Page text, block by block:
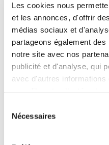
Les cookies nous
et les annonces, d'offrir
médias sociaux et
partageons également
notre site avec nos
publicité et d'analyse, qui
avec d'autres
Nécessaires
Quelle est la
rapport SFDR et
une société de
Le SFDR (Sustainable
concerne les
dans les produits
en article 6, 8 ou 9,
le reporting